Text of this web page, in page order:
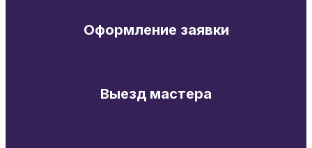
Оформление заявки
Выезд мастера